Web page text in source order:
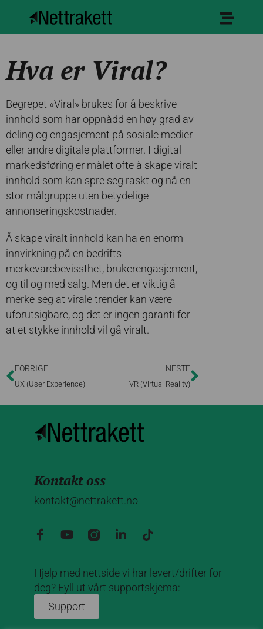
Hva er Viral?
Begrepet «Viral» brukes for å beskrive
innhold som har oppnådd en høy grad av
deling og engasjement på sosiale medier
eller andre digitale plattformer. I digital
markedsføring er målet ofte å skape viralt
innhold som kan spre seg raskt og nå en
stor målgruppe uten betydelige
annonseringskostnader.
Å skape viralt innhold kan ha en enorm
innvirkning på en bedrifts
merkevarebevissthet, brukerengasjement,
og til og med salg. Men det er viktig å
merke seg at virale trender kan være
uforutsigbare, og det er ingen garanti for
at et stykke innhold vil gå viralt.
FORRIGE
UX (User Experience)
NESTE
VR (Virtual Reality)
Kontakt oss
kontakt@nettrakett.no
Hjelp med nettside vi har levert/drifter for
deg? Fyll ut vårt supportskjema:
Support